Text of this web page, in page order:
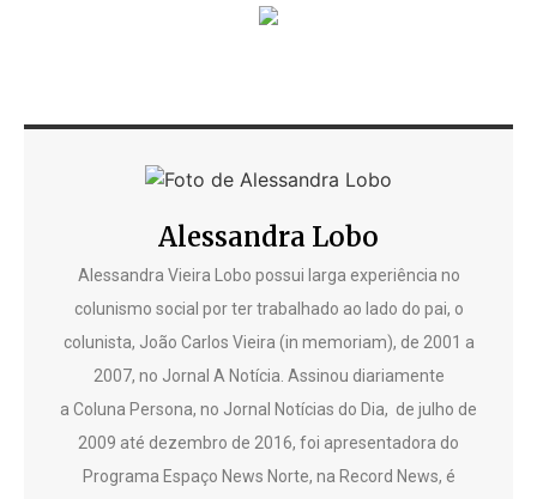
Alessandra Lobo
Alessandra Vieira Lobo possui larga experiência no
colunismo social por ter trabalhado ao lado do pai, o
colunista, João Carlos Vieira (in memoriam), de 2001 a
2007, no Jornal A Notícia. Assinou diariamente
a Coluna Persona, no Jornal Notícias do Dia, de julho de
2009 até dezembro de 2016, foi apresentadora do
Programa Espaço News Norte, na Record News, é